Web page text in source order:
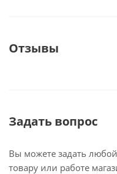
Отзывы
Задать вопрос
Вы можете задать
товару или работе